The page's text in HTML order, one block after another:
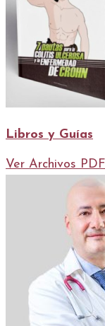
Libros y Guías
Ver Archivos PDF